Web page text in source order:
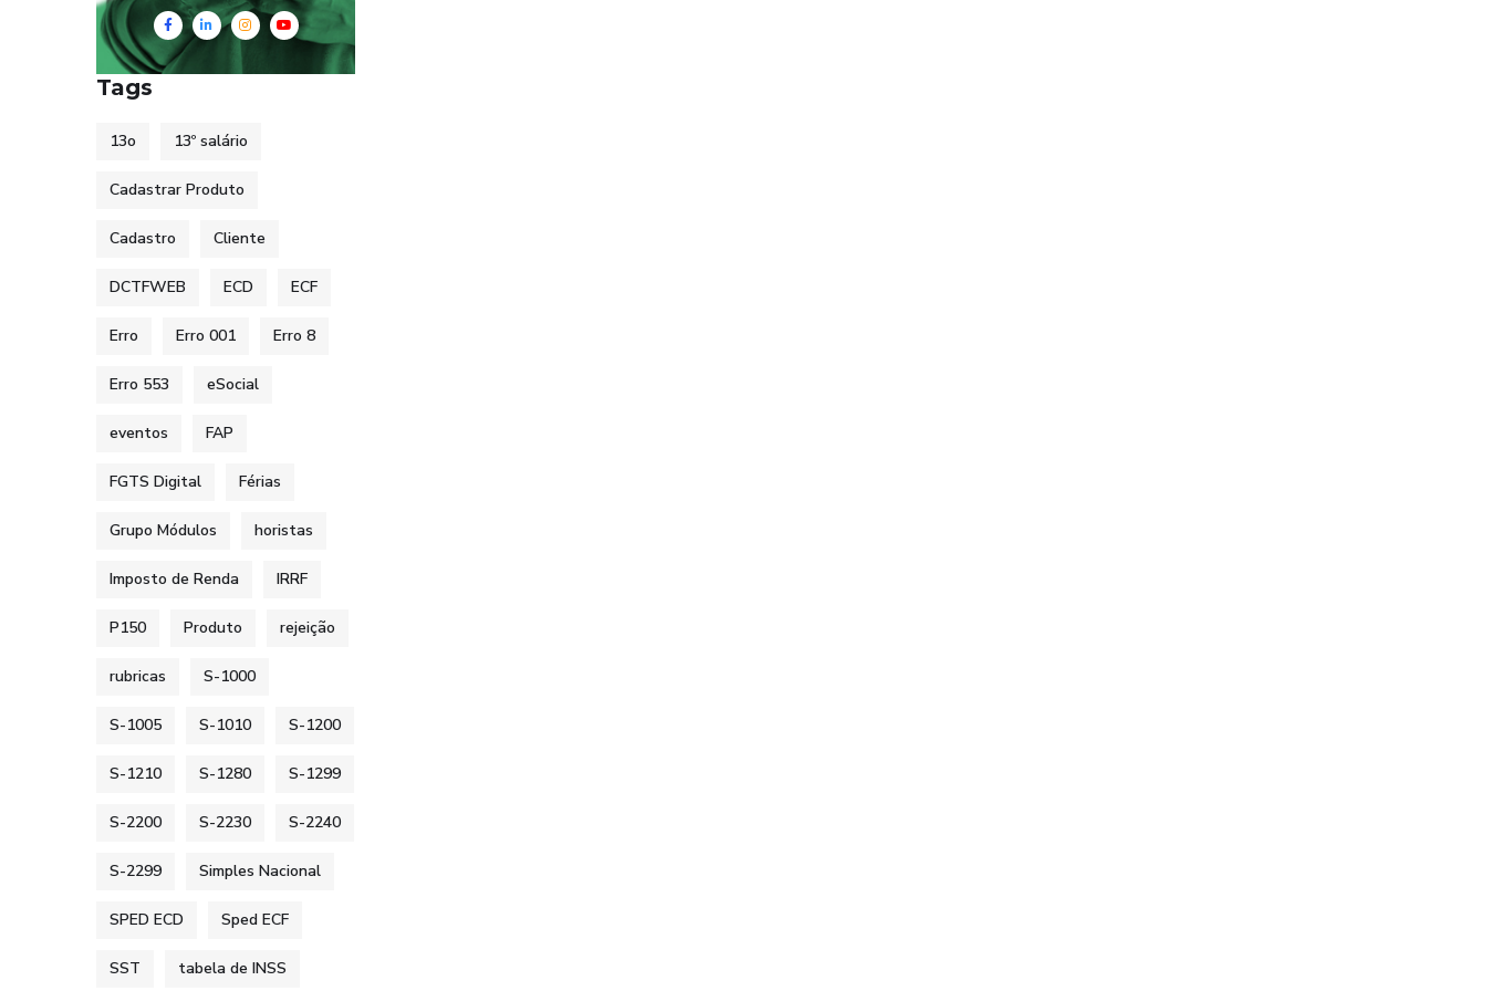
Tags
13o 13º salário
Cadastrar Produto
Cadastro Cliente
DCTFWEB ECD ECF
Erro Erro 001 Erro 8
Erro 553 eSocial
eventos FAP
FGTS Digital Férias
Grupo Módulos horistas
Imposto de Renda IRRF
P150 Produto rejeição
rubricas S-1000
S-1005 S-1010 S-1200
S-1210 S-1280 S-1299
S-2200 S-2230 S-2240
S-2299 Simples Nacional
SPED ECD Sped ECF
SST tabela de INSS